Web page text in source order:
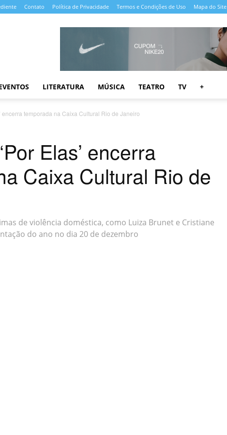
Contato Política de Privacidade Termos e Condições de Uso Mapa do Site
LITERATURA MÚSICA TEATRO TV +
encerra temporada na Caixa Cultural Rio de Janeiro
Elas’ encerra
Caixa Cultural Rio de
de violência doméstica, como Luiza Brunet e Cristiane
do ano no dia 20 de dezembro